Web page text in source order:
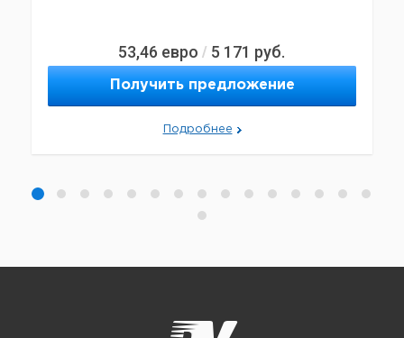
53,46 евро / 5 171 руб.
Получить предложение
Подробнее